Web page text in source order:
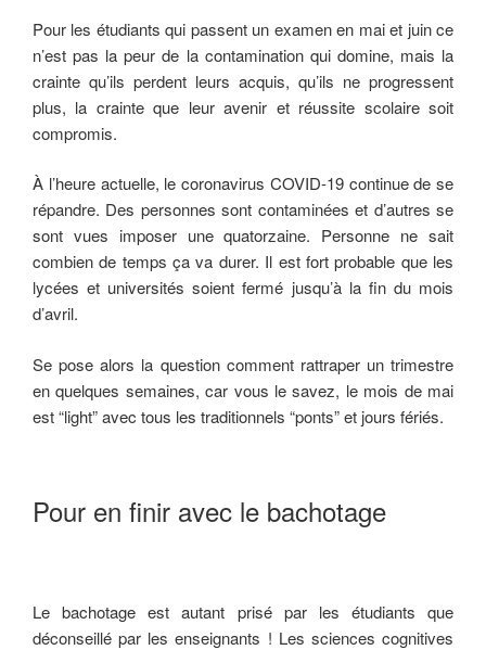
Pour les étudiants qui passent un examen en mai et juin ce
n’est pas la peur de la contamination qui domine, mais la
crainte qu’ils perdent leurs acquis, qu’ils ne progressent
plus, la crainte que leur avenir et réussite scolaire soit
compromis.
À l’heure actuelle, le coronavirus COVID-19 continue de se
répandre. Des personnes sont contaminées et d’autres se
sont vues imposer une quatorzaine. Personne ne sait
combien de temps ça va durer. Il est fort probable que les
lycées et universités soient fermé jusqu’à la fin du mois
d’avril.
Se pose alors la question comment rattraper un trimestre
en quelques semaines, car vous le savez, le mois de mai
est “light” avec tous les traditionnels “ponts” et jours fériés.
Pour en finir avec le bachotage
Le bachotage est autant prisé par les étudiants que
déconseillé par les enseignants ! Les sciences cognitives